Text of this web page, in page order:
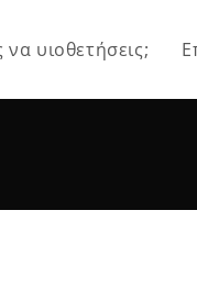
να υιοθετήσεις;